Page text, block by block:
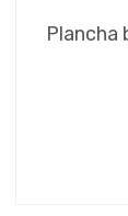
Plancha